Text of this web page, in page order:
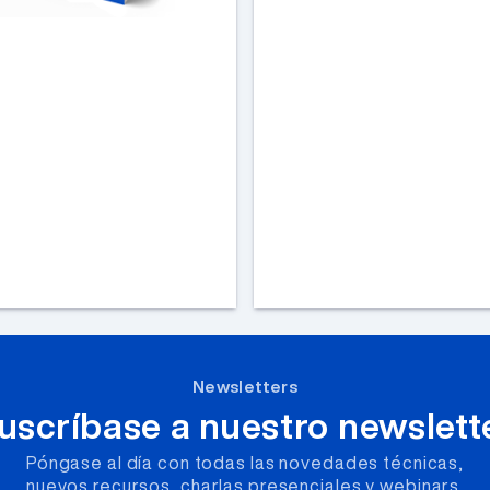
Newsletters
a nuestro
Póngase al día con todas las novedades técnicas,
nuevos recursos, charlas presenciales y webinars.